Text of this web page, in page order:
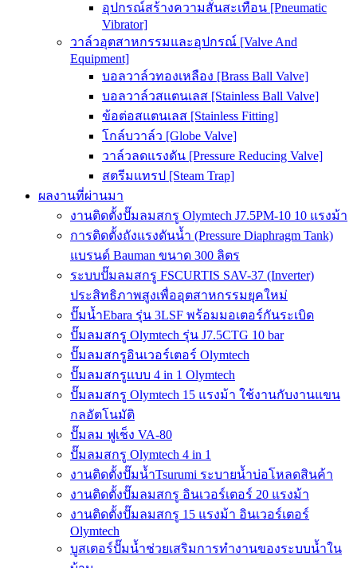
อุปกรณ์สร้างความสั่นสะเทือน [Pneumatic
Vibrator]
วาล์วอุตสาหกรรมและอุปกรณ์ [Valve And
Equipment]
บอลวาล์วทองเหลือง [Brass Ball Valve]
บอลวาล์วสแตนเลส [Stainless Ball Valve]
ข้อต่อสแตนเลส [Stainless Fitting]
โกล์บวาล์ว [Globe Valve]
วาล์วลดแรงดัน [Pressure Reducing Valve]
สตรีมแทรป [Steam Trap]
ผลงานที่ผ่านมา
งานติดตั้งปั๊มลมสกรู Olymtech J7.5PM-10 10 แรงม้า
การติดตั้งถังแรงดันน้ำ (Pressure Diaphragm Tank)
แบรนด์ Bauman ขนาด 300 ลิตร
ระบบปั๊มลมสกรู FSCURTIS SAV-37 (Inverter)
ประสิทธิภาพสูงเพื่ออุตสาหกรรมยุคใหม่
ปั๊มน้ำEbara รุ่น 3LSF พร้อมมอเตอร์กันระเบิด
ปั๊มลมสกรู Olymtech รุ่น J7.5CTG 10 bar
ปั๊มลมสกรูอินเวอร์เตอร์ Olymtech
ปั๊มลมสกรูแบบ 4 in 1 Olymtech
ปั๊มลมสกรู Olymtech 15 แรงม้า ใช้งานกับงานแขน
กลอัตโนมัติ
ปั๊มลม ฟูเช็ง VA-80
ปั๊มลมสกรู Olymtech 4 in 1
งานติดตั้งปั๊มน้ำTsurumi ระบายน้ำบ่อโหลดสินค้า
งานติดตั้งปั๊มลมสกรู อินเวอร์เตอร์ 20 แรงม้า
งานติดตั้งปั๊มลมสกรู 15 แรงม้า อินเวอร์เตอร์
Olymtech
บูสเตอร์ปั๊มน้ำช่วยเสริมการทำงานของระบบน้ำใน